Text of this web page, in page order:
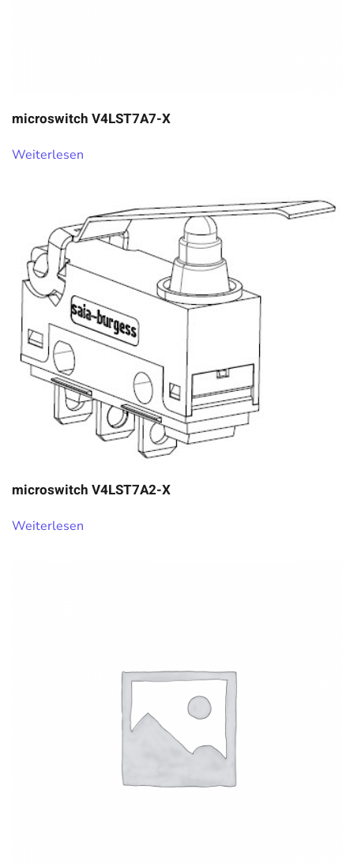
microswitch V4LST7A7-X
Weiterlesen
microswitch V4LST7A2-X
Weiterlesen